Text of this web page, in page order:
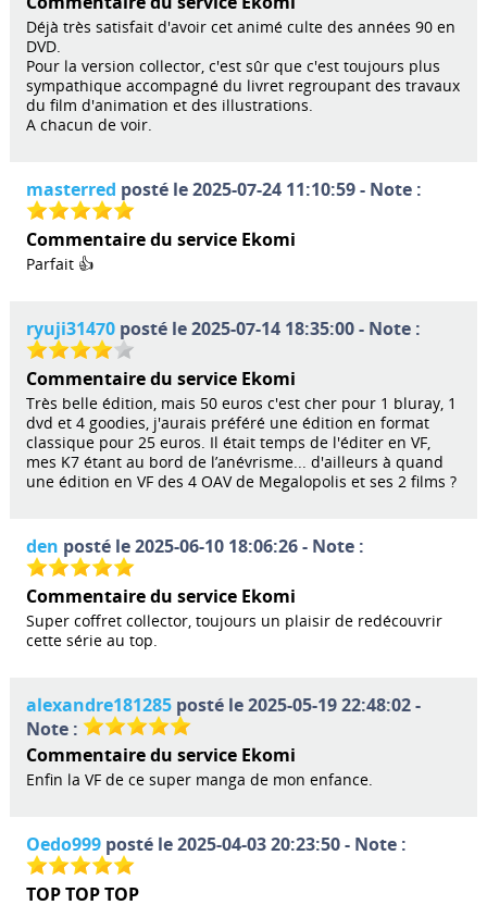
Déjà très satisfait d'avoir cet animé culte des années 90 en
DVD.
Pour la version collector, c'est sûr que c'est toujours plus
sympathique accompagné du livret regroupant des travaux
du film d'animation et des illustrations.
A chacun de voir.
masterred posté le 2025-07-24 11:10:59 - Note :
Commentaire du service Ekomi
Parfait 👍
ryuji31470posté le 2025-07-14 18:35:00 - Note :
Commentaire du service Ekomi
Très belle édition, mais 50 euros c'est cher pour 1 bluray, 1
dvd et 4 goodies, j'aurais préféré une édition en format
classique pour 25 euros. Il était temps de l'éditer en VF,
mes K7 étant au bord de l’anévrisme... d'ailleurs à quand
une édition en VF des 4 OAV de Megalopolis et ses 2 films ?
den posté le 2025-06-10 18:06:26 - Note :
Commentaire du service Ekomi
Super coffret collector, toujours un plaisir de redécouvrir
cette série au top.
alexandre181285posté le 2025-05-19 22:48:02 -
Note :
Commentaire du service Ekomi
Enfin la VF de ce super manga de mon enfance.
Oedo999posté le 2025-04-03 20:23:50 - Note :
TOP TOP TOP